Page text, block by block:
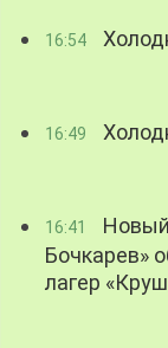
16:54
16:49
16:41
Бочкарев»
лагер